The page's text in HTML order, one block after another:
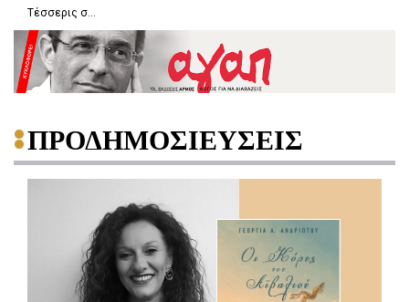
Τέσσερις σ...
ΠΡΟΔΗΜΟΣΙΕΥΣΕΙΣ